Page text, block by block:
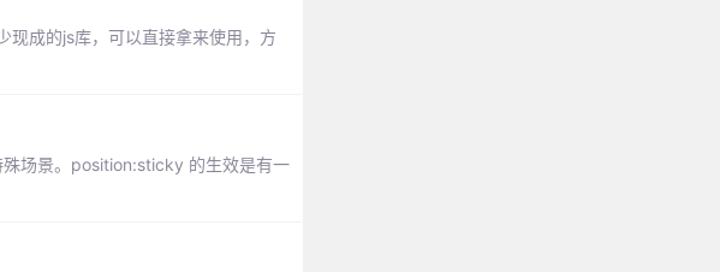
现成的js库，可以直接拿来使用，方
场景。position:sticky 的生效是有一